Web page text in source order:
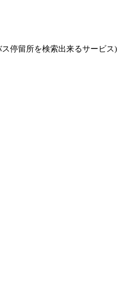
停留所を検索出来るサービス)